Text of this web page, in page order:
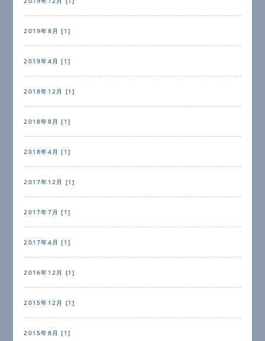
2019年8月 [1]
2019年4月 [1]
2018年12月 [1]
2018年8月 [1]
2018年4月 [1]
2017年12月 [1]
2017年7月 [1]
2017年4月 [1]
2016年12月 [1]
2015年12月 [1]
2015年8月 [1]